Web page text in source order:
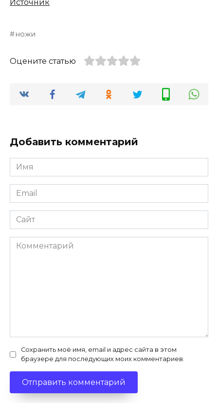
Источник
ножи
Оцените статью
Добавить комментарий
Имя
*
Email
*
Сайт
Комментарий
Сохранить моё имя, email и адрес сайта в этом
браузере для последующих моих комментариев.